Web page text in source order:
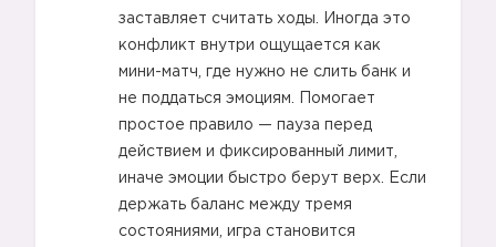
заставляет считать ходы. Иногда это
конфликт внутри ощущается как
мини-матч, где нужно не слить банк и
не поддаться эмоциям. Помогает
простое правило — пауза перед
действием и фиксированный лимит,
иначе эмоции быстро берут верх. Если
держать баланс между тремя
состояниями, игра становится